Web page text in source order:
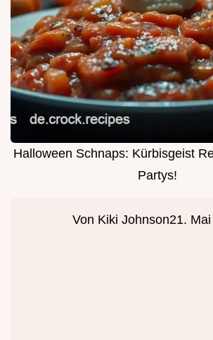
Halloween Schnaps: Kürbisgeist
Partys!
Von Kiki Johnson21.